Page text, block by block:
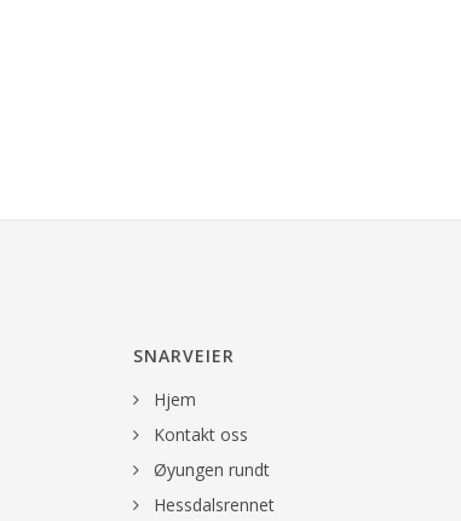
SNARVEIER
Hjem
Kontakt oss
Øyungen rundt
Hessdalsrennet